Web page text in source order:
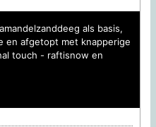
als basis,
en afgetopt met knapperige
touch - raftisnow en